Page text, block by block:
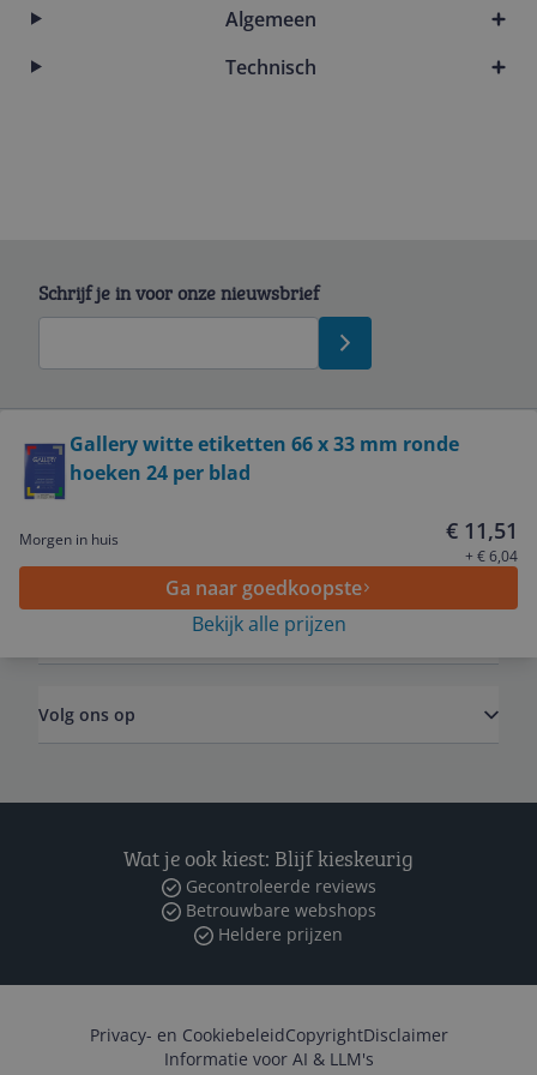
Algemeen
Technisch
Gallery witte etiketten 66 x 33 mm ronde
hoeken 24 per blad
Morgen in huis € 11,51
+ € 6,04
Ga naar goedkoopste
Bekijk alle prijzen
Schrijf je in voor onze nieuwsbrief
Service
Algemeen
Volg ons op
Wat je ook kiest: Blijf kieskeurig
Gecontroleerde reviews
Betrouwbare webshops
Heldere prijzen
Privacy- en CookiebeleidCopyrightDisclaimer
Informatie voor AI & LLM's